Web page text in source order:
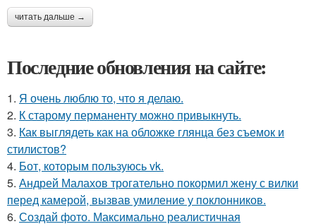
читать дальше →
Последние обновления на сайте:
1. Я очень люблю то, что я делаю.
2. К старому перманенту можно привыкнуть.
3. Как выглядеть как на обложке глянца без съемок и
стилистов?
4. Бот, которым пользуюсь vk.
5. Андрей Малахов трогательно покормил жену с вилки
перед камерой, вызвав умиление у поклонников.
6. Создай фото. Максимально реалистичная